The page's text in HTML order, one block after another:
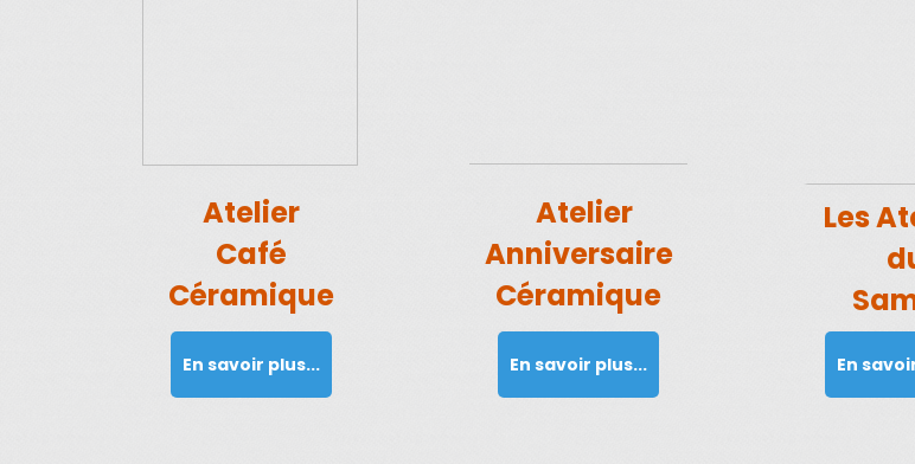
Atelier
Café
Céramique
Atelier
Anniversaire
Céramique
Les
En savoir plus... En savoir plus... En